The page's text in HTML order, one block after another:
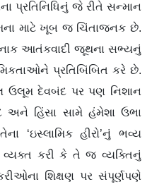
પ્રતિનિધિનું જે રીતે સન્માન
માટે ખૂબ જ ચિંતાજનક છે.
આતંકવાદી જૂથના સભ્યનું
પ્રતિબિંબિત કરે છે.
ઉલૂમ દેવબંદ પર પણ નિશાન
હિંસા સામે હંમેશા ઉભા
‘ઇસ્લામિક હીરો’નું ભવ્ય
વ્યક્ત કરી કે તે જ વ્યક્તિનું
શિક્ષણ પર સંપૂર્ણપણે